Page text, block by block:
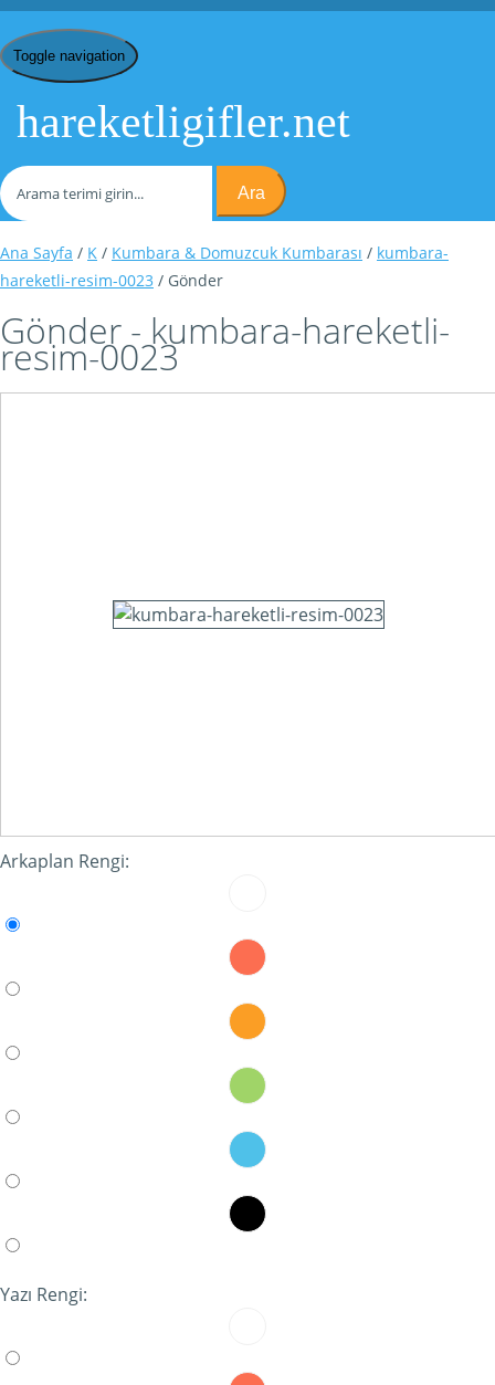
Toggle navigation
hareketligifler.net
Ara
Ana Sayfa / K / Kumbara & Domuzcuk Kumbarası / kumbara-
hareketli-resim-0023 / Gönder
Gönder - kumbara-hareketli-
resim-0023
Arkaplan Rengi:
Yazı Rengi: